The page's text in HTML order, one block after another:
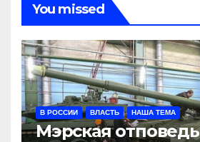
You missed
В РОССИИ ВЛАСТЬ НАША ТЕМА
Мэрская отповедь